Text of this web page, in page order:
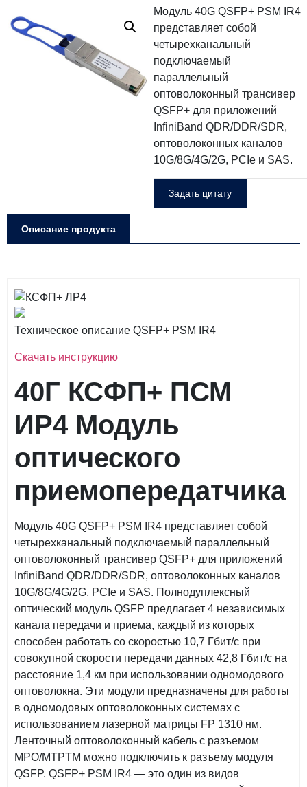
Модуль 40G QSFP+ PSM IR4
представляет собой
четырехканальный
подключаемый
параллельный
оптоволоконный трансивер
QSFP+ для приложений
InfiniBand QDR/DDR/SDR,
оптоволоконных каналов
10G/8G/4G/2G, PCIe и SAS.
Задать цитату
Описание продукта
Техническое описание QSFP+ PSM IR4
Скачать инструкцию
40Г КСФП+ ПСМ
ИР4 Модуль
оптического
приемопередатчика
Модуль 40G QSFP+ PSM IR4 представляет собой
четырехканальный подключаемый параллельный
оптоволоконный трансивер QSFP+ для приложений
InfiniBand QDR/DDR/SDR, оптоволоконных каналов
10G/8G/4G/2G, PCIe и SAS. Полнодуплексный
оптический модуль QSFP предлагает 4 независимых
канала передачи и приема, каждый из которых
способен работать со скоростью 10,7 Гбит/с при
совокупной скорости передачи данных 42,8 Гбит/с на
расстояние 1,4 км при использовании одномодового
оптоволокна. Эти модули предназначены для работы
в одномодовых оптоволоконных системах с
использованием лазерной матрицы FP 1310 нм.
Ленточный оптоволоконный кабель с разъемом
MPO/MTPTM можно подключить к разъему модуля
QSFP. QSFP+ PSM IR4 — это один из видов